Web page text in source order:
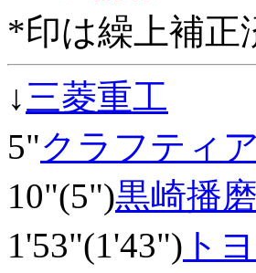
*印は繰上補正
↓三菱重工
5"クラフティア
10"(5")黒崎播磨
1'53"(1'43") ト